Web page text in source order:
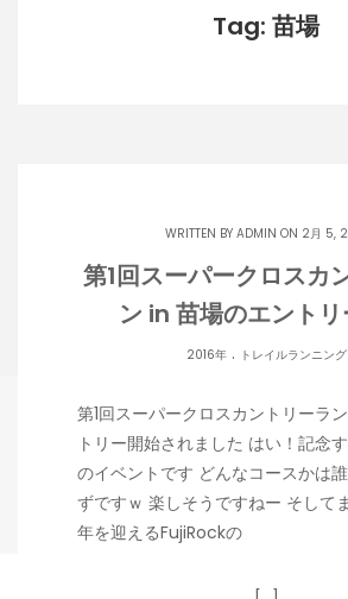
Tag: 苗場
WRITTEN BY ADMIN ON 2月 5,
第1回スーパークロスカ
ン in 苗場のエント
2016年. トレイルランニング
第1回スーパークロスカントリーラ
トリー開始されました はい！記念
のイベントです どんなコースかは
ずですｗ 楽しそうですねー そして
年を迎えるFujiRockの